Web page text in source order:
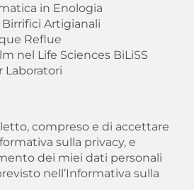
in Enologia
Artigianali
Reflue
nel Life Sciences BiLiSS
Laboratori
compreso e di accettare
sulla privacy, e
dei miei dati personali
nell’Informativa sulla